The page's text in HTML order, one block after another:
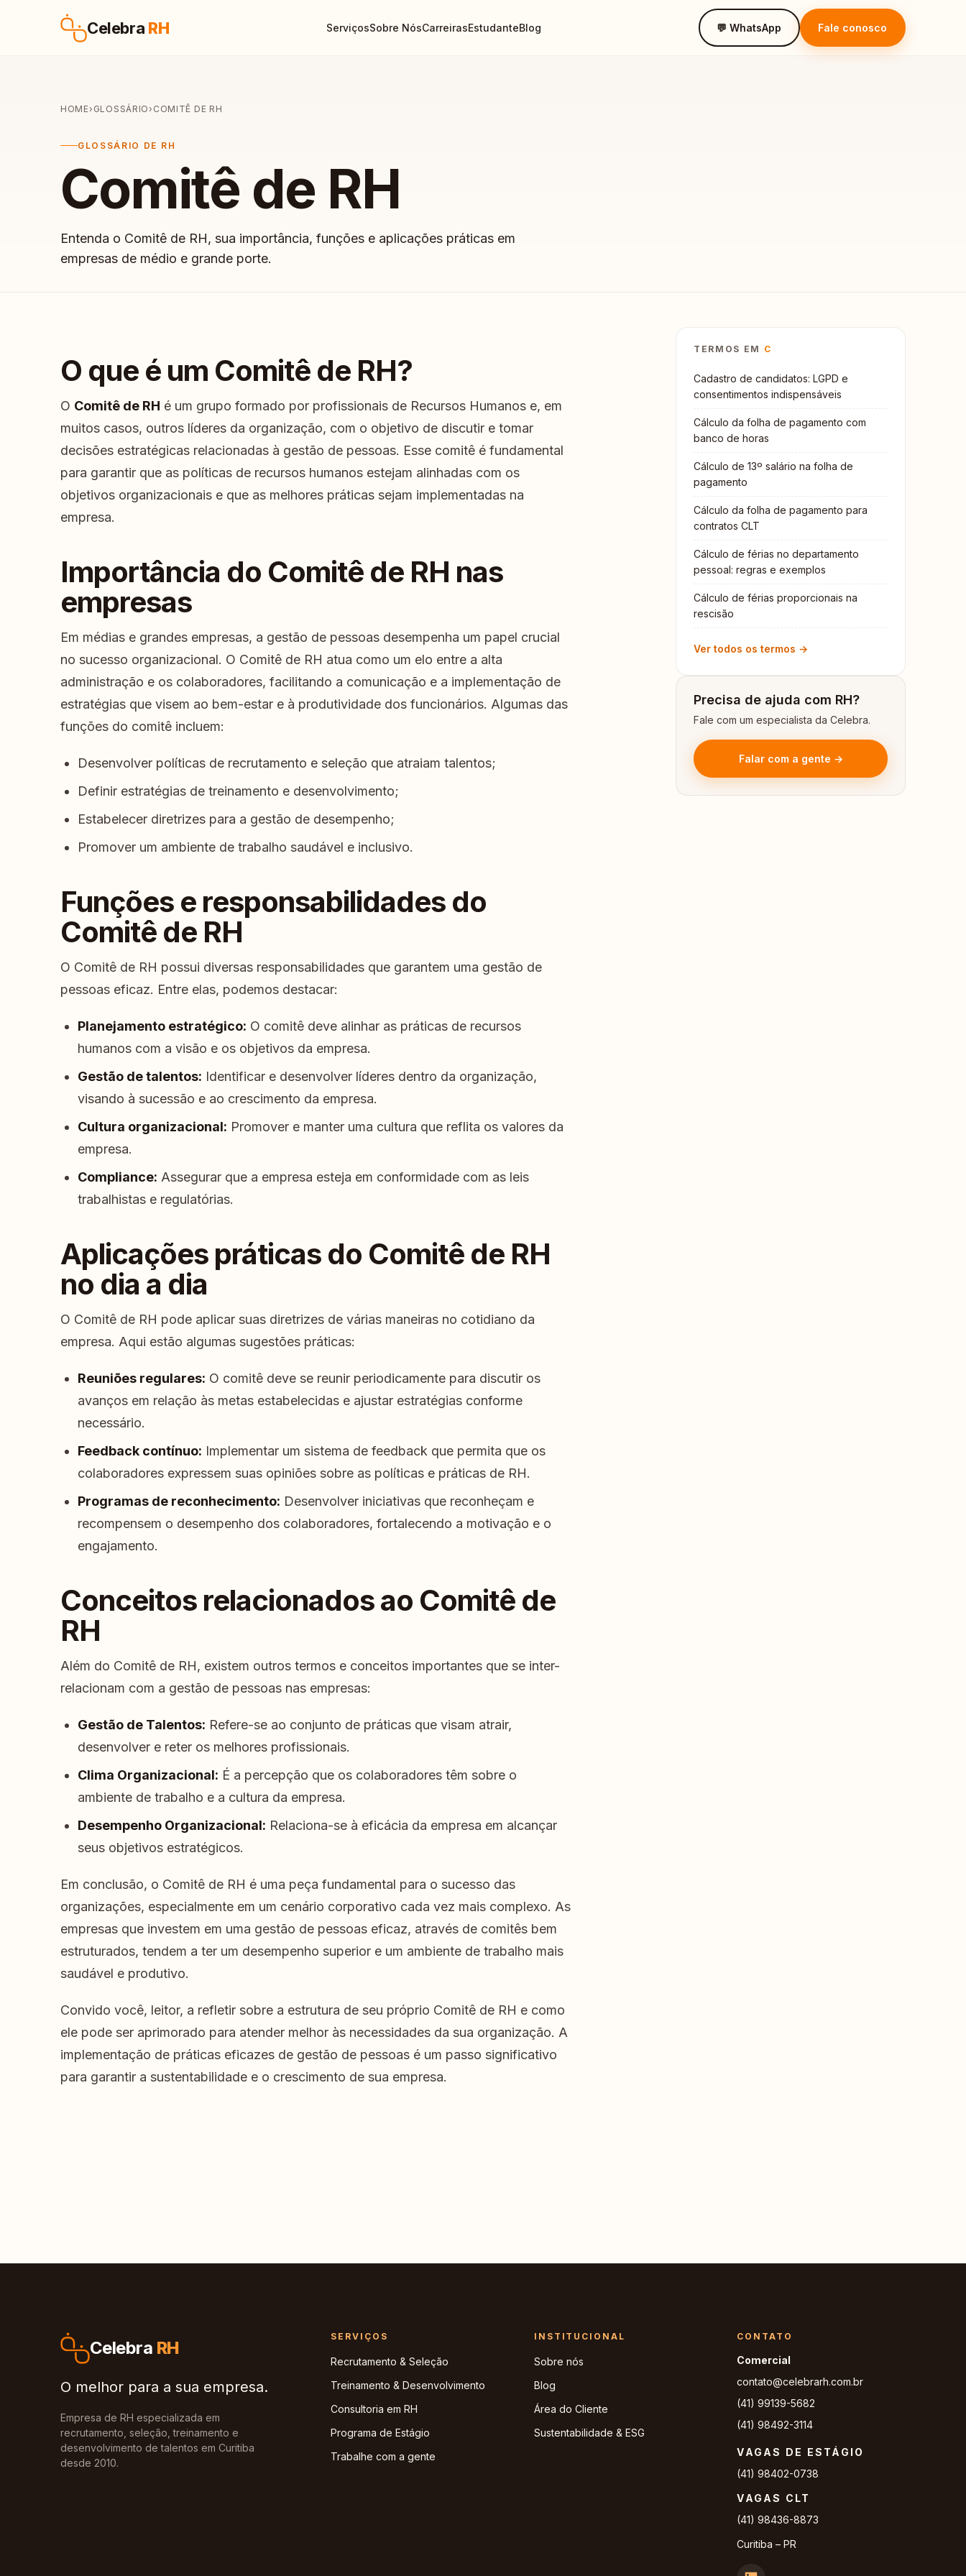
Celebra RH ServiçosSobre NósCarreirasEstudanteBlog 💬 WhatsApp Fale conosco
HOME› GLOSSÁRIO› COMITÊ DE RH
GLOSSÁRIO DE RH
Comitê de RH
Entenda o Comitê de RH, sua importância, funções e aplicações práticas em
empresas de médio e grande porte.
O que é um Comitê de RH?
O Comitê de RH é um grupo formado por profissionais de Recursos Humanos e, em
muitos casos, outros líderes da organização, com o objetivo de discutir e tomar
decisões estratégicas relacionadas à gestão de pessoas. Esse comitê é fundamental
para garantir que as políticas de recursos humanos estejam alinhadas com os
objetivos organizacionais e que as melhores práticas sejam implementadas na
empresa.
Importância do Comitê de RH nas
empresas
Em médias e grandes empresas, a gestão de pessoas desempenha um papel crucial
no sucesso organizacional. O Comitê de RH atua como um elo entre a alta
administração e os colaboradores, facilitando a comunicação e a implementação de
estratégias que visem ao bem-estar e à produtividade dos funcionários. Algumas das
funções do comitê incluem:
Desenvolver políticas de recrutamento e seleção que atraiam talentos;
Definir estratégias de treinamento e desenvolvimento;
Estabelecer diretrizes para a gestão de desempenho;
Promover um ambiente de trabalho saudável e inclusivo.
Funções e responsabilidades do
Comitê de RH
O Comitê de RH possui diversas responsabilidades que garantem uma gestão de
pessoas eficaz. Entre elas, podemos destacar:
Planejamento estratégico: O comitê deve alinhar as práticas de recursos
humanos com a visão e os objetivos da empresa.
Gestão de talentos: Identificar e desenvolver líderes dentro da organização,
visando à sucessão e ao crescimento da empresa.
Cultura organizacional: Promover e manter uma cultura que reflita os valores da
empresa.
Compliance: Assegurar que a empresa esteja em conformidade com as leis
trabalhistas e regulatórias.
Aplicações práticas do Comitê de RH
no dia a dia
O Comitê de RH pode aplicar suas diretrizes de várias maneiras no cotidiano da
empresa. Aqui estão algumas sugestões práticas:
Reuniões regulares: O comitê deve se reunir periodicamente para discutir os
avanços em relação às metas estabelecidas e ajustar estratégias conforme
necessário.
Feedback contínuo: Implementar um sistema de feedback que permita que os
colaboradores expressem suas opiniões sobre as políticas e práticas de RH.
Programas de reconhecimento: Desenvolver iniciativas que reconheçam e
recompensem o desempenho dos colaboradores, fortalecendo a motivação e o
engajamento.
Conceitos relacionados ao Comitê de
RH
Além do Comitê de RH, existem outros termos e conceitos importantes que se inter-
relacionam com a gestão de pessoas nas empresas:
Gestão de Talentos: Refere-se ao conjunto de práticas que visam atrair,
desenvolver e reter os melhores profissionais.
Clima Organizacional: É a percepção que os colaboradores têm sobre o
ambiente de trabalho e a cultura da empresa.
Desempenho Organizacional: Relaciona-se à eficácia da empresa em alcançar
seus objetivos estratégicos.
Em conclusão, o Comitê de RH é uma peça fundamental para o sucesso das
organizações, especialmente em um cenário corporativo cada vez mais complexo. As
empresas que investem em uma gestão de pessoas eficaz, através de comitês bem
estruturados, tendem a ter um desempenho superior e um ambiente de trabalho mais
saudável e produtivo.
Convido você, leitor, a refletir sobre a estrutura de seu próprio Comitê de RH e como
ele pode ser aprimorado para atender melhor às necessidades da sua organização. A
implementação de práticas eficazes de gestão de pessoas é um passo significativo
para garantir a sustentabilidade e o crescimento de sua empresa.
TERMOS EM C
Cadastro de candidatos: LGPD e
consentimentos indispensáveis
Cálculo da folha de pagamento com
banco de horas
Cálculo de 13º salário na folha de
pagamento
Cálculo da folha de pagamento para
contratos CLT
Cálculo de férias no departamento
pessoal: regras e exemplos
Cálculo de férias proporcionais na
rescisão
Ver todos os termos →
Precisa de ajuda com RH?
Fale com um especialista da Celebra.
Falar com a gente →
Celebra RH
O melhor para a sua empresa.
Empresa de RH especializada em
recrutamento, seleção, treinamento e
desenvolvimento de talentos em Curitiba
desde 2010.
SERVIÇOS
Recrutamento & Seleção
Treinamento & Desenvolvimento
Consultoria em RH
Programa de Estágio
Trabalhe com a gente
INSTITUCIONAL
Sobre nós
Blog
Área do Cliente
Sustentabilidade & ESG
CONTATO
Comercial
contato@celebrarh.com.br
(41) 99139-5682
(41) 98492-3114
VAGAS DE ESTÁGIO
(41) 98402-0738
VAGAS CLT
(41) 98436-8873
Curitiba – PR